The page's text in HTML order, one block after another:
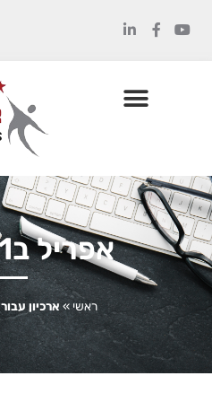
אפריל ב1, 2016
ראשי » ארכיון עבור 01/04/2016